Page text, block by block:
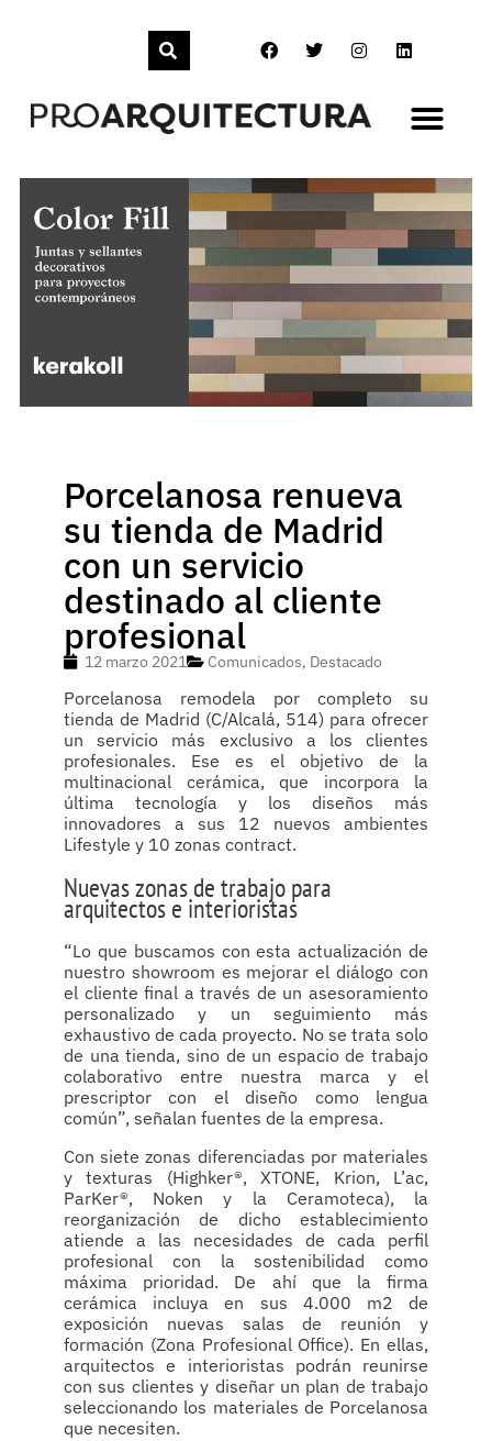
Porcelanosa renueva
su tienda de Madrid
con un servicio
destinado al cliente
profesional
12 marzo 2021 Comunicados, Destacado
Porcelanosa remodela por completo su
tienda de Madrid (C/Alcalá, 514) para ofrecer
un servicio más exclusivo a los clientes
profesionales. Ese es el objetivo de la
multinacional cerámica, que incorpora la
última tecnología y los diseños más
innovadores a sus 12 nuevos ambientes
Lifestyle y 10 zonas contract.
Nuevas zonas de trabajo para
arquitectos e interioristas
“Lo que buscamos con esta actualización de
nuestro showroom es mejorar el diálogo con
el cliente final a través de un asesoramiento
personalizado y un seguimiento más
exhaustivo de cada proyecto. No se trata solo
de una tienda, sino de un espacio de trabajo
colaborativo entre nuestra marca y el
prescriptor con el diseño como lengua
común”, señalan fuentes de la empresa.
Con siete zonas diferenciadas por materiales
y texturas (Highker®, XTONE, Krion, L’ac,
ParKer®, Noken y la Ceramoteca), la
reorganización de dicho establecimiento
atiende a las necesidades de cada perfil
profesional con la sostenibilidad como
máxima prioridad. De ahí que la firma
cerámica incluya en sus 4.000 m2 de
exposición nuevas salas de reunión y
formación (Zona Profesional Office). En ellas,
arquitectos e interioristas podrán reunirse
con sus clientes y diseñar un plan de trabajo
seleccionando los materiales de Porcelanosa
que necesiten.